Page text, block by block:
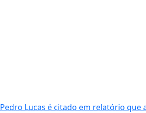
Pedro Lucas é citado em relatório que